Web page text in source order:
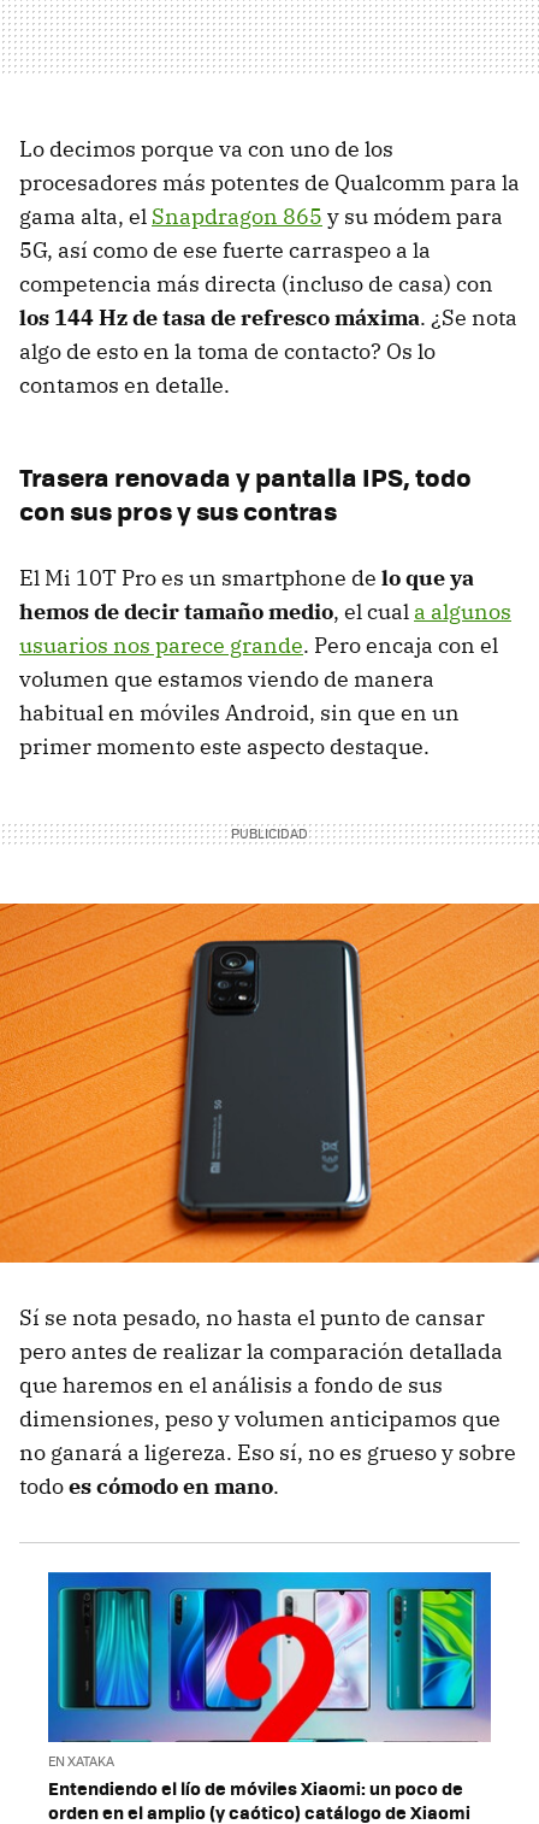
Lo decimos porque va con uno de los
procesadores más potentes de Qualcomm para la
gama alta, el Snapdragon 865 y su módem para
5G, así como de ese fuerte carraspeo a la
competencia más directa (incluso de casa) con
los 144 Hz de tasa de refresco máxima. ¿Se nota
algo de esto en la toma de contacto? Os lo
contamos en detalle.
Trasera renovada y pantalla IPS, todo
con sus pros y sus contras
El Mi 10T Pro es un smartphone de lo que ya
hemos de decir tamaño medio, el cual a algunos
usuarios nos parece grande. Pero encaja con el
volumen que estamos viendo de manera
habitual en móviles Android, sin que en un
primer momento este aspecto destaque.
Sí se nota pesado, no hasta el punto de cansar
pero antes de realizar la comparación detallada
que haremos en el análisis a fondo de sus
dimensiones, peso y volumen anticipamos que
no ganará a ligereza. Eso sí, no es grueso y sobre
todoes cómodo en mano.
EN XATAKA
Entendiendo el lío de móviles Xiaomi: un poco de
orden en el amplio (y caótico) catálogo de Xiaomi